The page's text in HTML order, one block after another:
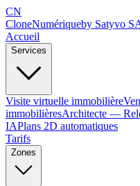
CN
CloneNumériqueby Satyvo
Accueil
Services
Visite virtuelle immobilière
immobilièresArchitecte —
IAPlans 2D automatiques
Tarifs
Zones